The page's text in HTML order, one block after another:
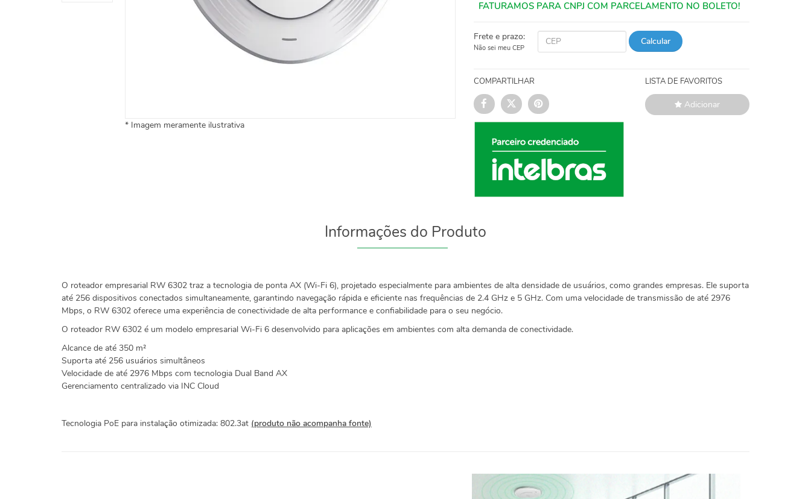
Frete e prazo:
Não sei meu CEP
Calcular
COMPARTILHAR LISTA DE FAVORITOS
Adicionar
Informações do Produto
O roteador empresarial RW 6302 traz a tecnologia de ponta AX (Wi-Fi 6), projetado especialmente para ambientes de alta densidade de usuários, como grandes empresas. Ele suporta
até 256 dispositivos conectados simultaneamente, garantindo navegação rápida e eficiente nas frequências de 2.4 GHz e 5 GHz. Com uma velocidade de transmissão de até 2976
Mbps, o RW 6302 oferece uma experiência de conectividade de alta performance e confiabilidade para o seu negócio.
O roteador RW 6302 é um modelo empresarial Wi-Fi 6 desenvolvido para aplicações em ambientes com alta demanda de conectividade.
Alcance de até 350 m²
Suporta até 256 usuários simultâneos
Velocidade de até 2976 Mbps com tecnologia Dual Band AX
Gerenciamento centralizado via INC Cloud
Tecnologia PoE para instalação otimizada: 802.3at (produto não acompanha fonte)